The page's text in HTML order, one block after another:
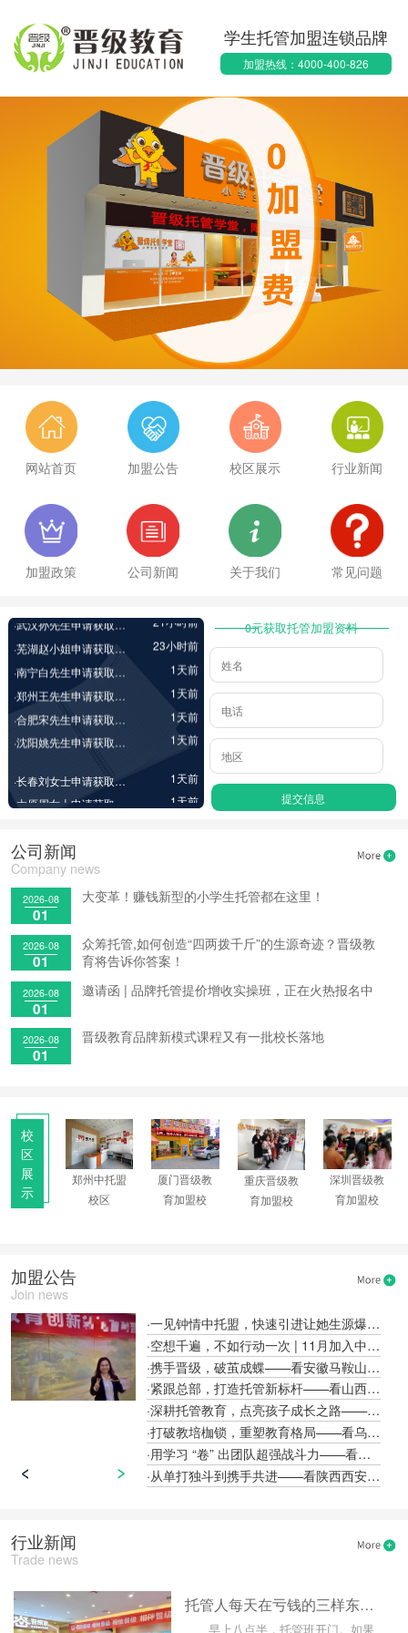
学生托管加盟连锁品牌
加盟热线：4000-400-826
网站首页 加盟公告 校区展示 行业新闻
加盟政策 公司新闻 关于我们 常见问题
·长春刘女士申请获取加盟资料
1天前
·太原周女士申请获取加盟资料
1天前
·青岛范女士申请获取加盟资料
2天前
·新余朱女士申请获取加盟资料
2天前
2天前
·周口马先生申请获取加盟资料
·济南刘女士申请获取加盟资料
1小时前
1小时前
2小时前
2小时前
7小时前
12小时前
21小时前
·南宁白先生申请获取加盟资料
1天前
·郑州王先生申请获取加盟资料
1天前
·合肥宋先生申请获取加盟资料
1天前
·沈阳姚先生申请获取加盟资料
1天前
1天前
·青岛范女士申请获取加盟资料
2天前
·新余朱女士申请获取加盟资料
2天前
·扬州挽先生申请获取加盟资料 1小时前
·大同李先生申请获取加盟资料
1小时前
·苏州李女士申请获取加盟资料
2小时前
·成都王女士申请获取加盟资料
4小时前
0元获取托管加盟资料
公司新闻
Company news
2026-08
01
大变革！赚钱新型的小学生托管都在这里！
2026-08
01
众筹托管,如何创造“四两拨千斤”的生源奇迹？晋级教
育将告诉你答案！
2026-08
01
邀请函 | 品牌托管提价增收实操班，正在火热报名中
2026-08
01
晋级教育品牌新模式课程又有一批校长落地
校
区
展
示
晋级教
盟校
郑州中托盟
校区
厦门晋级教
育加盟校
重庆晋级教
育加盟校
深圳晋级教
育加盟校
加盟公告
Join news
·一见钟情中托盟，快速引进让她生源爆满!
·空想千遍，不如行动一次 | 11月加入中托盟，托管创业即刻启航
·携手晋级，破茧成蝶——看安徽马鞍山孙洋校长的中托盟故事
·紧跟总部，打造托管新标杆——看山西晋中闫赟校长的中托盟故事
·深耕托管教育，点亮孩子成长之路——看湖北荆门魏莹校长的中托盟故事
·打破教培枷锁，重塑教育格局——看乌鲁木齐天山区佟雪晶校长的中托盟故事
·用学习 “卷” 出团队超强战斗力——看贵州遵义朱民丰校长的中托盟故事
·从单打独斗到携手共进——看陕西西安高乐校长的中托盟故事
行业新闻
Trade news
托管人每天在亏钱的三样东西，很多人还没发现！
早上八点半，托管班开门。如果